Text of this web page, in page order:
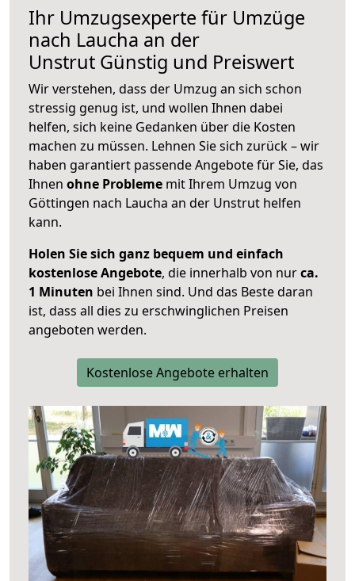
Ihr Umzugsexperte für Umzüge
nach Laucha an der
Unstrut Günstig und Preiswert
Wir verstehen, dass der Umzug an sich schon
stressig genug ist, und wollen Ihnen dabei
helfen, sich keine Gedanken über die Kosten
machen zu müssen. Lehnen Sie sich zurück – wir
haben garantiert passende Angebote für Sie, das
Ihnen ohne Probleme mit Ihrem Umzug von
Göttingen nach Laucha an der Unstrut helfen
kann.
Holen Sie sich ganz bequem und einfach
kostenlose Angebote, die innerhalb von nurca.
1 Minuten bei Ihnen sind. Und das Beste daran
ist, dass all dies zu erschwinglichen Preisen
angeboten werden.
Kostenlose Angebote erhalten